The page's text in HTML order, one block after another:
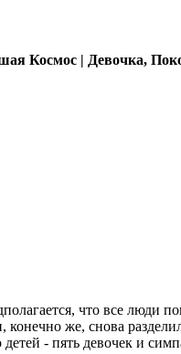
Космос | Девочка,
что все
же, снова
детей - пять девочек и